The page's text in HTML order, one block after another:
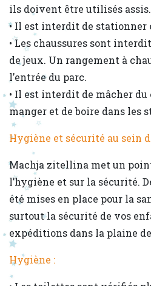
ils doivent être utilisés assis.
• Il est interdit de stationner
• Les chaussures sont
de jeux. Un rangement à
l’entrée du parc.
• Il est interdit de mâcher
manger et de boire dans les
Hygiène et sécurité au sein
Machja zitellina met un
l’hygiène et sur la sécurité.
été mises en place pour la
surtout la sécurité de vos
expéditions dans la plaine
Hygiène :